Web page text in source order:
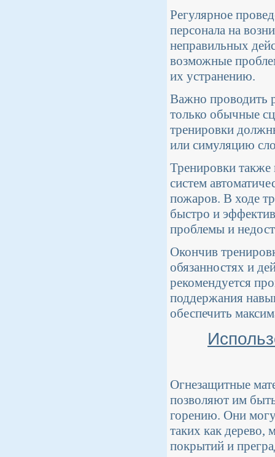
Регулярное
персонала на
неправильных
возможные
их устранению.
Важно проводить
только обычные
тренировки
или симуляцию
Тренировки также
систем
пожаров. В ходе
быстро и
проблемы и
Окончив
обязанностях и
рекомендуется
поддержания
обеспечить
Огнезащитные
позволяют им
горению. Они
таких как дерево,
покрытий и